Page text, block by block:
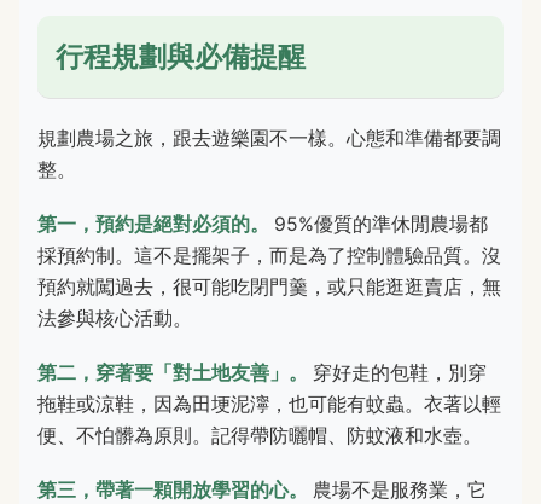
行程規劃與必備提醒
規劃農場之旅，跟去遊樂園不一樣。心態和準備都要調
整。
第一，預約是絕對必須的。
95%優質的準休閒農場都
採預約制。這不是擺架子，而是為了控制體驗品質。沒
預約就闖過去，很可能吃閉門羹，或只能逛逛賣店，無
法參與核心活動。
第二，穿著要「對土地友善」。
穿好走的包鞋，別穿
拖鞋或涼鞋，因為田埂泥濘，也可能有蚊蟲。衣著以輕
便、不怕髒為原則。記得帶防曬帽、防蚊液和水壺。
第三，帶著一顆開放學習的心。
農場不是服務業，它